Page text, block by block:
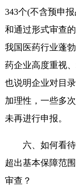
343个(不含预申
和通过形式审查
我国医药行业蓬
药企业高度重视
也说明企业对目
加理性，一些多
未再进行申报。
六、如何看待
超出基本保障范
审查？